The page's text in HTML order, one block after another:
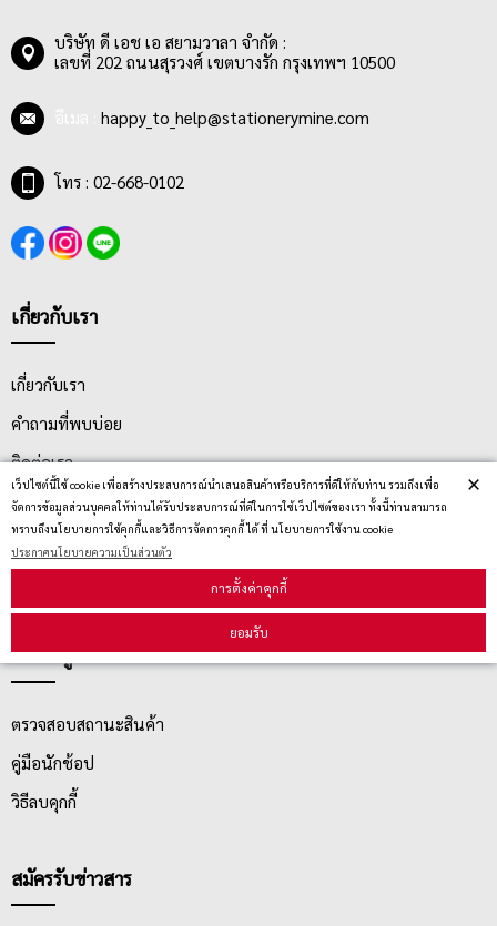
เว็ปไซต์นี้ใช้ cookie เพื่อสร้างประสบการณ์นำเสนอสินค้าหรือบริการที่ดีให้กับท่าน รวมถึงเพื่อ
จัดการข้อมูลส่วนบุคคลให้ท่านได้รับประสบการณ์ที่ดีในการใช้เว็ปไซต์ของเรา ทั้งนี้ท่านสามารถ
ทราบถึงนโยบายการใช้คุกกี้และวิธีการจัดการคุกกี้ ได้ ที่ นโยบายการใช้งาน cookie
ประกาศนโยบายความเป็นส่วนตัว
การตั้งค่าคุกกี้
ยอมรับ
×
ได้นานด้วย ซึ่งปัจจุบันปกแฟ้มผลิตจากวัสดุที่หลากหลายตั้งแต่ปก
พลาสติก PP ล้วนสำหรับคนชอบสีสันสดใส, ปกกระดาษแข็งหุ้ม
ให้เลือกซื้อเลือกใช้ และปกกระดาษแข็งหุ้มพลาสติกที่ทนทานต่อการ
เปิด-ปิดเป็นพันเป็นหมื่นครั้ง กันน้ำ ทนรอยขีดข่วน วางใจได้ หายห่วง
เมื่อซื้อแฟ้มห่วงมาใช้งาน
บริษัท ดี เอช เอ สยามวาลา จำกัด :
เลขที่ 202 ถนนสุรวงศ์ เขตบางรัก กรุงเทพฯ 10500
happy_to_help@stationerymine.com
โทร : 02-668-0102
เกี่ยวกับเรา
เกี่ยวกับเรา
คำถามที่พบบ่อย
ติดต่อเรา
ประกาศนโยบายความเป็นส่วนตัว
นโยบายการจัดส่ง
บริการลูกค้า
ตรวจสอบสถานะสินค้า
คู่มือนักช้อป
วิธีลบคุกกี้
สมัครรับข่าวสาร